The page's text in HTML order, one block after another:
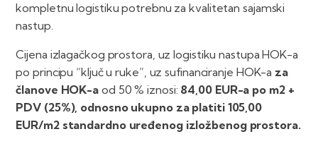
kompletnu logistiku potrebnu za kvalitetan sajamski
nastup.
Cijena izlagačkog prostora, uz logistiku nastupa HOK-a
po principu “ključ u ruke”, uz sufinanciranje HOK-a za
članove HOK-a od 50 % iznosi: 84,00 EUR-a po m2 +
PDV (25%), odnosno ukupno za platiti 105,00
EUR/m2 standardno uređenog izložbenog prostora.